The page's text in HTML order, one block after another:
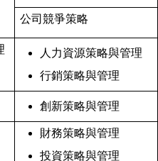
公司競爭策略
人力資源策略與管理
行銷策略與管理
創新策略與管理
財務策略與管理
投資策略與管理